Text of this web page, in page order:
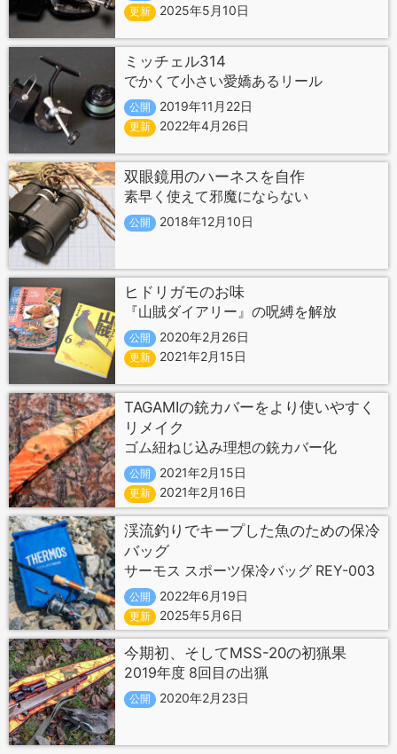
更新 2025年5月10日
ミッチェル314
でかくて小さい愛嬌あるリール
公開 2019年11月22日
更新 2022年4月26日
双眼鏡用のハーネスを自作
素早く使えて邪魔にならない
公開 2018年12月10日
ヒドリガモのお味
『山賊ダイアリー』の呪縛を解放
公開 2020年2月26日
更新 2021年2月15日
TAGAMIの銃カバーをより使いやすく
リメイク
ゴム紐ねじ込み理想の銃カバー化
公開 2021年2月15日
更新 2021年2月16日
渓流釣りでキープした魚のための保冷
バッグ
サーモス スポーツ保冷バッグ REY-003
公開 2022年6月19日
更新 2025年5月6日
今期初、そしてMSS-20の初猟果
2019年度 8回目の出猟
公開 2020年2月23日